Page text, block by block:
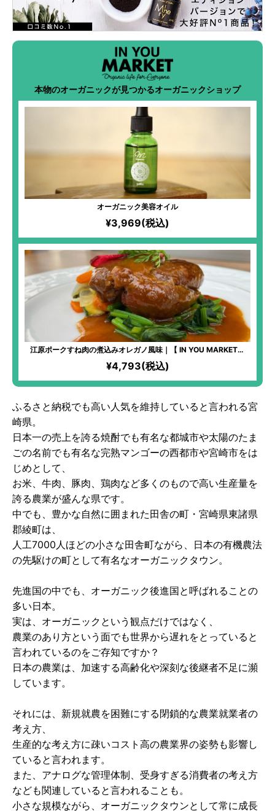
本物のオーガニックが見つかるオーガニックショップ
オーガニック美容オイル
¥3,969(税込)
江原ポークすね肉の煮込みオレガノ風味｜【 IN YOU MARKET限
定】「化学過敏症の妻のために、美味しいお料理を食べさせてあげ
たい」という想いから始まった、全原材料オーガニックのフレンチ
料理！非常に柔らかくて、旨味がたっぷり！お肉が大好きな方には
¥4,793(税込)
ふるさと納税でも高い人気を維持していると言われる宮
崎県。
日本一の売上を誇る焼酎でも有名な都城市や太陽のたま
ごの名前でも有名な完熟マンゴーの西都市や宮崎市をは
じめとして、
お米、牛肉、豚肉、鶏肉など多くのもので高い生産量を
誇る農業が盛んな県です。
中でも、豊かな自然に囲まれた田舎の町・宮崎県東諸県
郡綾町は、
人工7000人ほどの小さな田舎町ながら、日本の有機農法
の先駆けの町として有名なオーガニックタウン。
先進国の中でも、オーガニック後進国と呼ばれることの
多い日本。
実は、オーガニックという観点だけではなく、
農業のあり方という面でも世界から遅れをとっていると
言われているのをご存知ですか？
日本の農業は、加速する高齢化や深刻な後継者不足に瀕
しています。
それには、新規就農を困難にする閉鎖的な農業就業者の
考え方、
生産的な考え方に疎いコスト高の農業界の姿勢も影響し
ていると言われます。
また、アナログな管理体制、受身すぎる消費者の考え方
なども関連していると言われることも。
小さな規模ながら、オーガニックタウンとして常に成長